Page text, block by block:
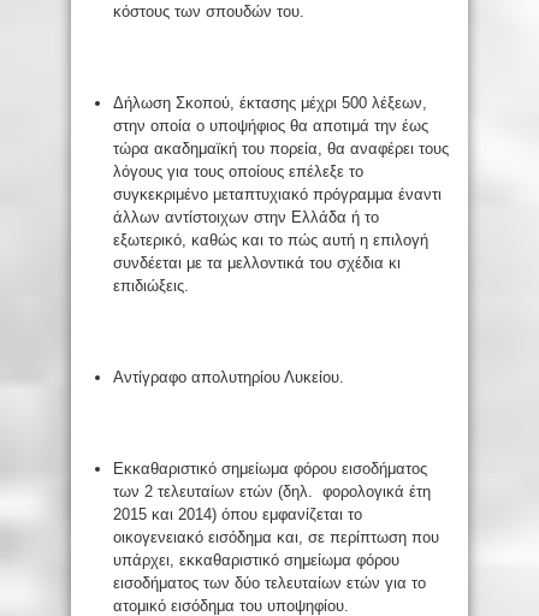
κόστους των σπουδών του.
Δήλωση Σκοπού, έκτασης μέχρι 500 λέξεων,
στην οποία ο υποψήφιος θα αποτιμά την έως
τώρα ακαδημαϊκή του πορεία, θα αναφέρει τους
λόγους για τους οποίους επέλεξε το
συγκεκριμένο μεταπτυχιακό πρόγραμμα έναντι
άλλων αντίστοιχων στην Ελλάδα ή το
εξωτερικό, καθώς και το πώς αυτή η επιλογή
συνδέεται με τα μελλοντικά του σχέδια κι
επιδιώξεις.
Αντίγραφο απολυτηρίου Λυκείου.
Εκκαθαριστικό σημείωμα φόρου εισοδήματος
των 2 τελευταίων ετών (δηλ. φορολογικά έτη
2015 και 2014) όπου εμφανίζεται το
οικογενειακό εισόδημα και, σε περίπτωση που
υπάρχει, εκκαθαριστικό σημείωμα φόρου
εισοδήματος των δύο τελευταίων ετών για το
ατομικό εισόδημα του υποψηφίου.